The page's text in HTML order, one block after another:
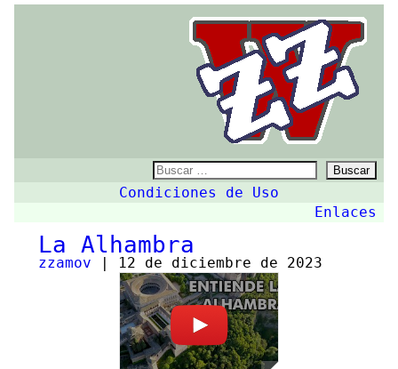
Buscar:
Condiciones de Uso
Enlaces
La Alhambra
zzamov | 12 de diciembre de 2023